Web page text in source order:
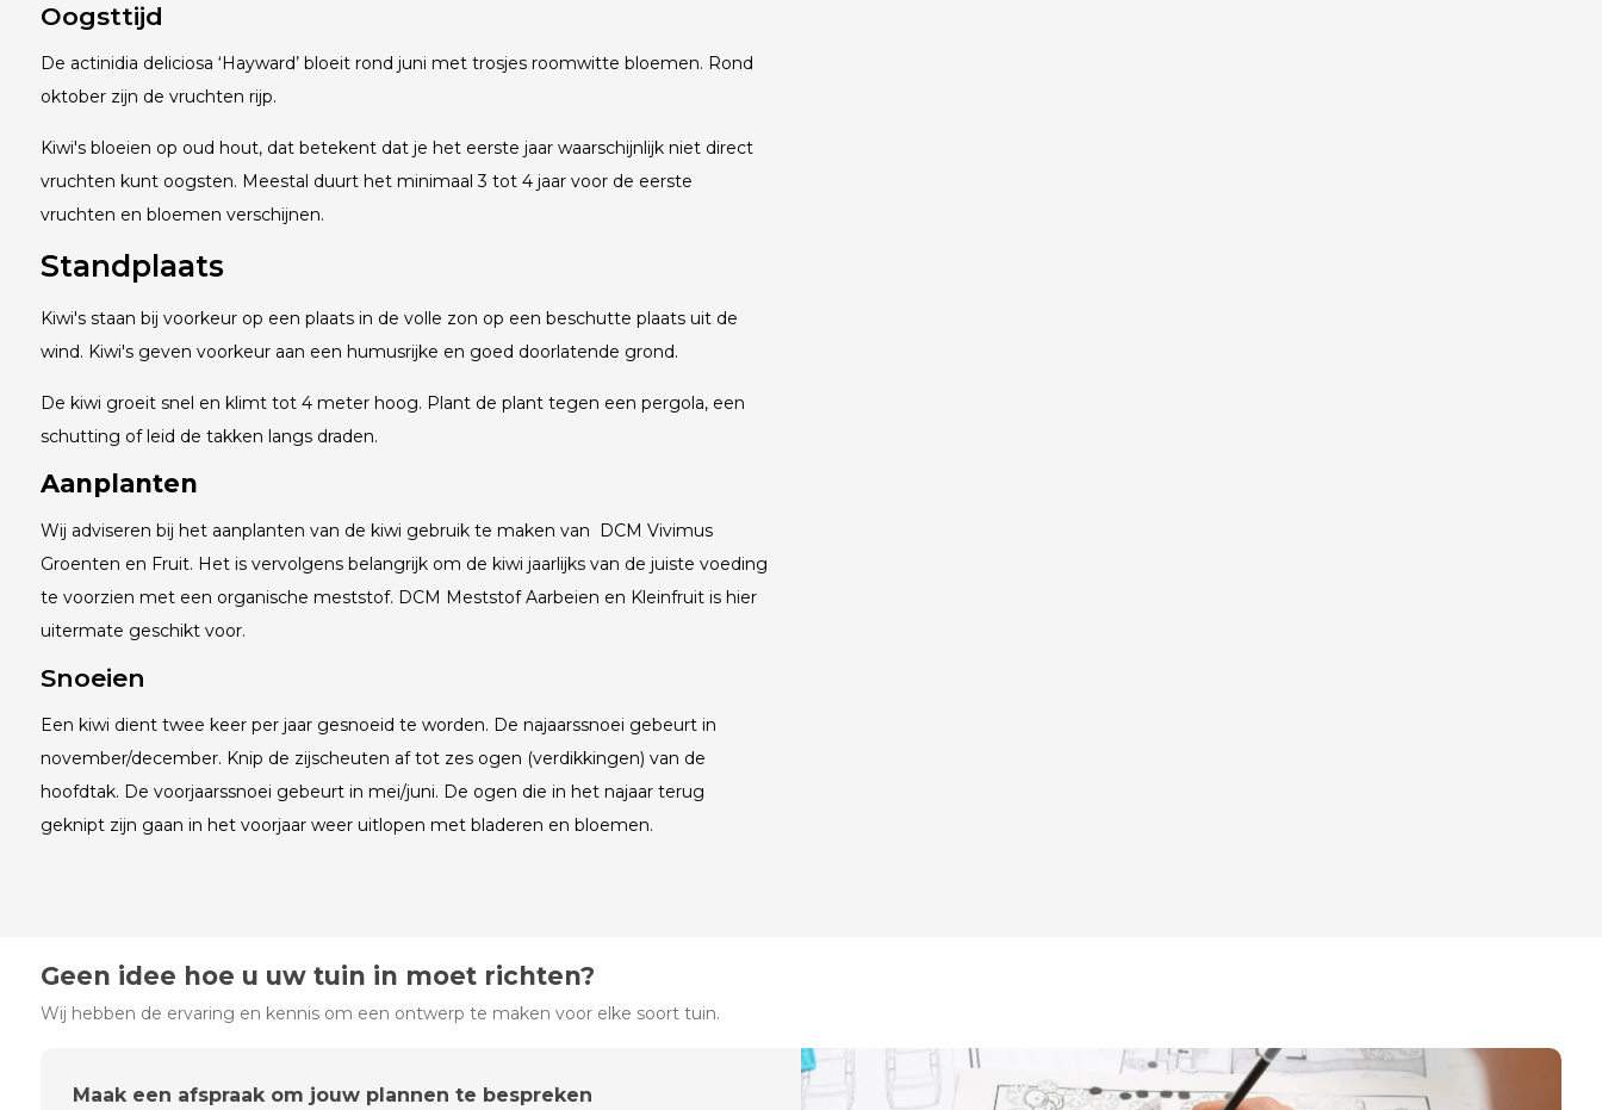
Oogsttijd
De actinidia deliciosa ‘Hayward’ bloeit rond juni met trosjes roomwitte bloemen. Rond
oktober zijn de vruchten rijp.
Kiwi's bloeien op oud hout, dat betekent dat je het eerste jaar waarschijnlijk niet direct
vruchten kunt oogsten. Meestal duurt het minimaal 3 tot 4 jaar voor de eerste
vruchten en bloemen verschijnen.
Standplaats
Kiwi's staan bij voorkeur op een plaats in de volle zon op een beschutte plaats uit de
wind. Kiwi's geven voorkeur aan een humusrijke en goed doorlatende grond.
De kiwi groeit snel en klimt tot 4 meter hoog. Plant de plant tegen een pergola, een
schutting of leid de takken langs draden.
Aanplanten
Wij adviseren bij het aanplanten van de kiwi gebruik te maken van DCM Vivimus
Groenten en Fruit. Het is vervolgens belangrijk om de kiwi jaarlijks van de juiste voeding
te voorzien met een organische meststof. DCM Meststof Aarbeien en Kleinfruit is hier
uitermate geschikt voor.
Snoeien
Een kiwi dient twee keer per jaar gesnoeid te worden. De najaarssnoei gebeurt in
november/december. Knip de zijscheuten af tot zes ogen (verdikkingen) van de
hoofdtak. De voorjaarssnoei gebeurt in mei/juni. De ogen die in het najaar terug
geknipt zijn gaan in het voorjaar weer uitlopen met bladeren en bloemen.
Geen idee hoe u uw tuin in moet richten?
Wij hebben de ervaring en kennis om een ontwerp te maken voor elke soort tuin.
Maak een afspraak om jouw plannen te bespreken